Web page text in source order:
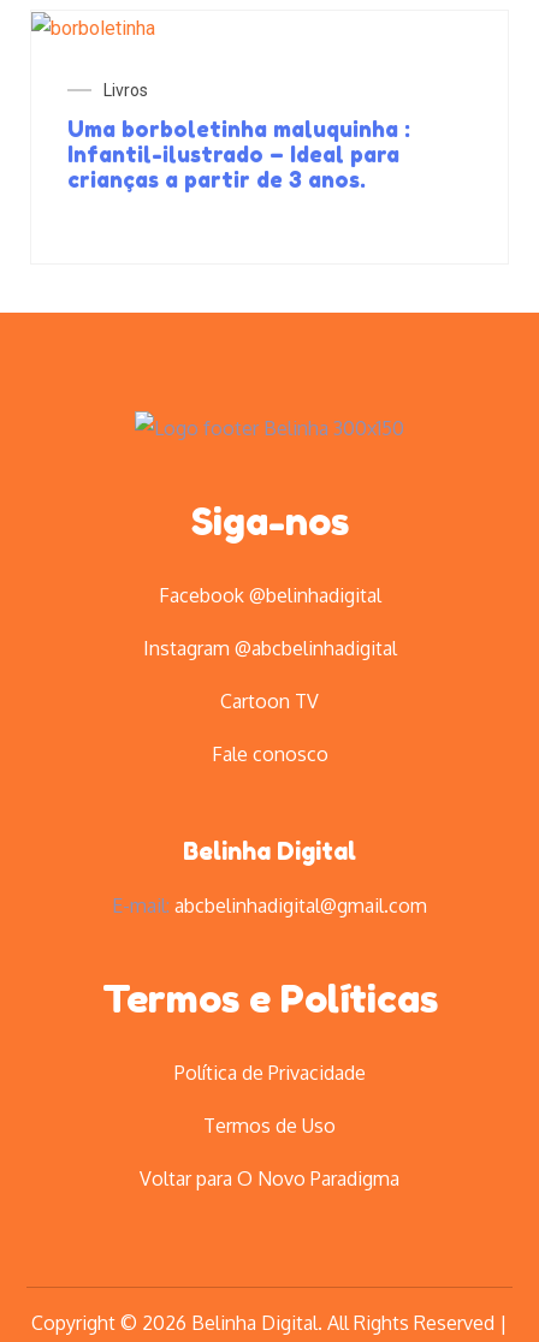
Livros
Uma borboletinha maluquinha :
Infantil-ilustrado – Ideal para
crianças a partir de 3 anos.
Siga-nos
Facebook @belinhadigital
Instagram @abcbelinhadigital
Cartoon TV
Fale conosco
Belinha Digital
E-mail: abcbelinhadigital@gmail.com
Termos e Políticas
Política de Privacidade
Termos de Uso
Voltar para O Novo Paradigma
Copyright © 2026 Belinha Digital. All Rights Reserved |